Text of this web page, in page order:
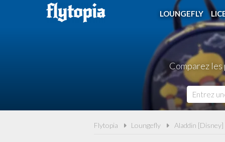
LOUNGEFLY
Comparez
Flytopia Loungefly Aladdin [Disney]